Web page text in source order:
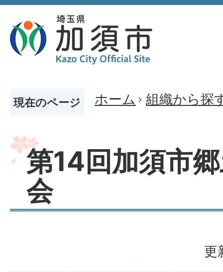
現在のページ ホーム 組織から探
第14回加須市
会
更